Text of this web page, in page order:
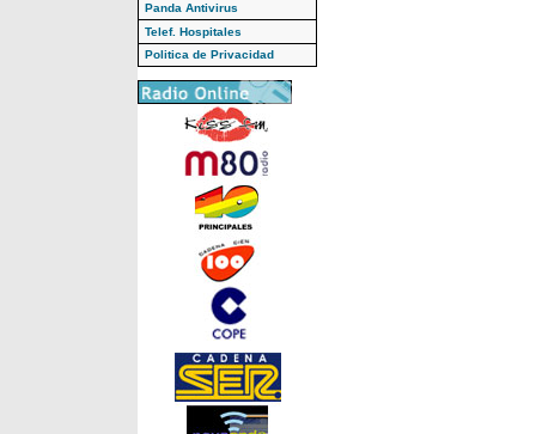
Panda Antivirus
Telef. Hospitales
Politica de Privacidad